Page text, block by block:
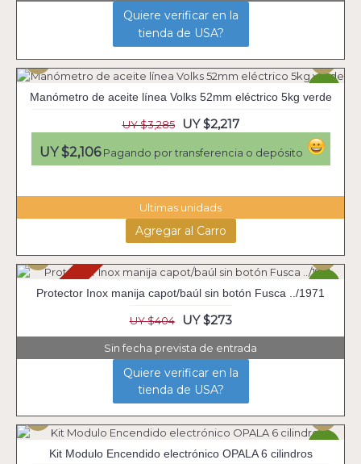
Quiere verificar en la
tienda de USA?
Manómetro de aceite línea Volks 52mm eléctrico 5kg verde
UY $3,285
UY $2,217
UY $2,106Pagando por transferencia o depósito
Ultimas unidads
Agregar al Carro
Agotado
Protector Inox manija capot/baúl sin botón Fusca ../1971
UY $404 UY $273
Sin fecha prevista de entrada
Quiere verificar en la
tienda de USA?
Kit Modulo Encendido electrónico OPALA 6 cilindros